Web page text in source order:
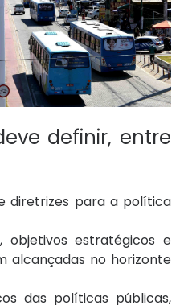
definir, entre
diretrizes para a política
estratégicos e
alcançadas no horizonte
das políticas públicas,